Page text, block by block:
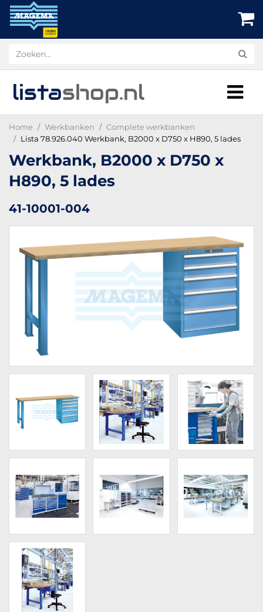
listashop.nl
Home Werkbanken
Complete werkbanken
Lista 78.926.040 Werkbank, B2000 x D750 x H890, 5 lades
Werkbank, B2000 x D750 x
H890, 5 lades
41-10001-004